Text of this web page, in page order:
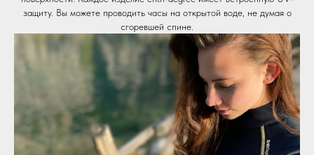
защиту. Вы можете проводить часы на открытой воде, не думая о
сгоревшей спине.